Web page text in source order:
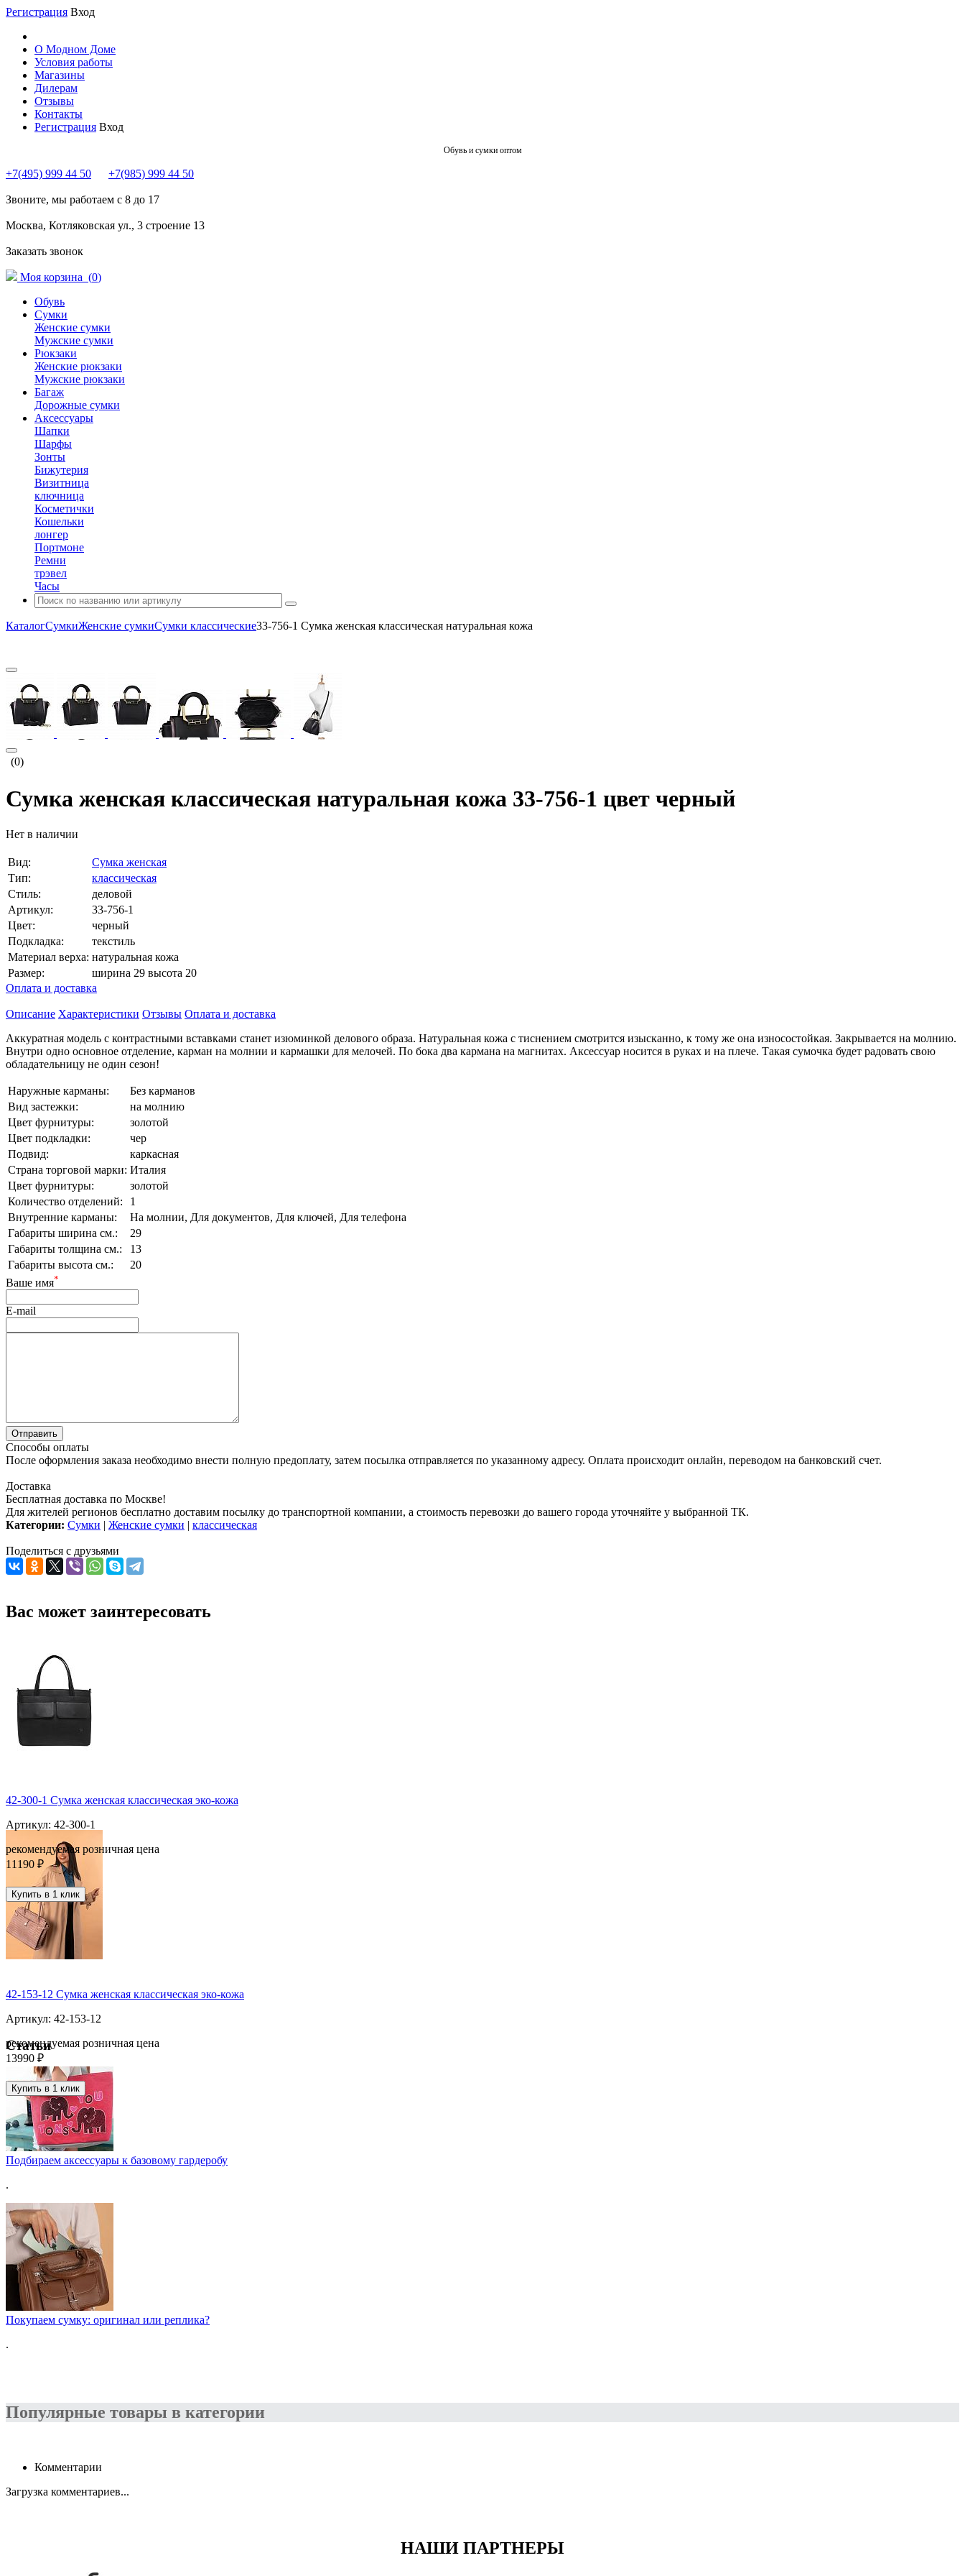
Регистрация Вход
О Модном Доме
Условия работы
Магазины
Дилерам
Отзывы
Контакты
Регистрация Вход
Обувь и сумки оптом
+7(495) 999 44 50 +7(985) 999 44 50
Звоните, мы работаем с 8 до 17
Москва, Котляковская ул., 3 строение 13
Заказать звонок
Моя корзина (0)
Обувь
Сумки
Женские сумки
Мужские сумки
Рюкзаки
Женские рюкзаки
Мужские рюкзаки
Багаж
Дорожные сумки
Аксессуары
Шапки
Шарфы
Зонты
Бижутерия
Визитница
ключница
Косметички
Кошельки
лонгер
Портмоне
Ремни
трэвел
Часы
КаталогСумкиЖенские сумкиСумки классические33-756-1 Сумка женская классическая натуральная кожа
(0)
Сумка женская классическая натуральная кожа 33-756-1 цвет черный
Нет в наличии
Вид:
Сумка женская
Тип:
классическая
Стиль:
деловой
Артикул:
33-756-1
Цвет:
черный
Подкладка:
текстиль
Материал верха: натуральная кожа
Размер:
ширина 29 высота 20
Оплата и доставка
Описание Характеристики Отзывы Оплата и доставка
Аккуратная модель с контрастными вставками станет изюминкой делового образа. Натуральная кожа с тиснением смотрится изысканно, к тому же она износостойкая. Закрывается на молнию.
Внутри одно основное отделение, карман на молнии и кармашки для мелочей. По бока два кармана на магнитах. Аксессуар носится в руках и на плече. Такая сумочка будет радовать свою
обладательницу не один сезон!
Наружные карманы:
Без карманов
Вид застежки:
на молнию
Цвет фурнитуры:
золотой
Цвет подкладки:
чер
Подвид:
каркасная
Страна торговой марки: Италия
Цвет фурнитуры:
золотой
Количество отделений:
1
Внутренние карманы:
На молнии, Для документов, Для ключей, Для телефона
Габариты ширина см.:
29
Габариты толщина см.:
13
Габариты высота см.:
20
Ваше имя*
E-mail
Способы оплаты
После оформления заказа необходимо внести полную предоплату, затем посылка отправляется по указанному адресу. Оплата происходит онлайн, переводом на банковский счет.
Доставка
Бесплатная доставка по Москве!
Для жителей регионов бесплатно доставим посылку до транспортной компании, а стоимость перевозки до вашего города уточняйте у выбранной ТК.
Категории: Сумки | Женские сумки | классическая
Поделиться с друзьями
Вас может заинтересовать
42-300-1 Сумка женская классическая эко-кожа
Артикул: 42-300-1
рекомендуемая розничная цена
11190 ₽
Купить в 1 клик
42-153-12 Сумка женская классическая эко-кожа
Артикул: 42-153-12
рекомендуемая розничная цена
13990 ₽
Купить в 1 клик
Статьи
Подбираем аксессуары к базовому гардеробу
.
Покупаем сумку: оригинал или реплика?
.
Популярные товары в категории
Комментарии
Загрузка комментариев...
НАШИ ПАРТНЕРЫ